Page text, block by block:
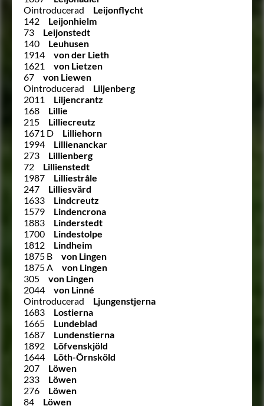
Ointroducerad
Leijonflycht
142
Leijonhielm
73
Leijonstedt
140
Leuhusen
1914
von der Lieth
1621
von Lietzen
67
von Liewen
Ointroducerad
Liljenberg
2011
Liljencrantz
168
Lillie
215
Lilliecreutz
1671 D
Lilliehorn
1994
Lillienanckar
273
Lillienberg
72
Lillienstedt
1987
Lilliestråle
247
Lilliesvärd
1633
Lindcreutz
1579
Lindencrona
1883
Linderstedt
1700
Lindestolpe
1812
Lindheim
1875 B
von Lingen
1875 A
von Lingen
305
von Lingen
2044
von Linné
Ointroducerad
Ljungenstjerna
1683
Lostierna
1665
Lundeblad
1687
Lundenstierna
1892
Löfvenskjöld
1644
Löth-Örnsköld
207
Löwen
233
Löwen
276
Löwen
84
Löwen